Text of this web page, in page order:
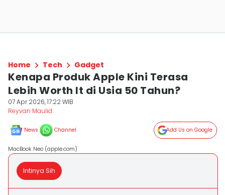
Home Tech Gadget
Kenapa Produk Apple Kini Terasa
Lebih Worth It di Usia 50 Tahun?
07 Apr 2026, 17:22 WIB
Reyvan Maulid
News Channel Add Us on Google
MacBook Neo (apple.com)
Intinya Sih